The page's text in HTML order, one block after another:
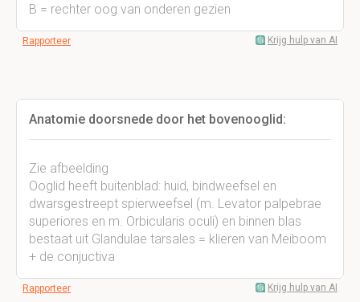
B = rechter oog van onderen gezien
Rapporteer Krijg hulp van AI
Anatomie doorsnede door het bovenooglid:
Zie afbeelding
Ooglid heeft buitenblad: huid, bindweefsel en
dwarsgestreept spierweefsel (m. Levator palpebrae
superiores en m. Orbicularis oculi) en binnen blas
bestaat uit Glandulae tarsales = klieren van Meiboom
+ de conjuctiva
Rapporteer Krijg hulp van AI